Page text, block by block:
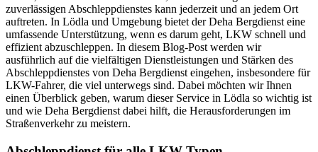
zuverlässigen Abschleppdienstes kann jederzeit und an jedem Ort
auftreten. In Lödla und Umgebung bietet der Deha Bergdienst eine
umfassende Unterstützung, wenn es darum geht, LKW schnell und
effizient abzuschleppen. In diesem Blog-Post werden wir
ausführlich auf die vielfältigen Dienstleistungen und Stärken des
Abschleppdienstes von Deha Bergdienst eingehen, insbesondere für
LKW-Fahrer, die viel unterwegs sind. Dabei möchten wir Ihnen
einen Überblick geben, warum dieser Service in Lödla so wichtig ist
und wie Deha Bergdienst dabei hilft, die Herausforderungen im
Straßenverkehr zu meistern.